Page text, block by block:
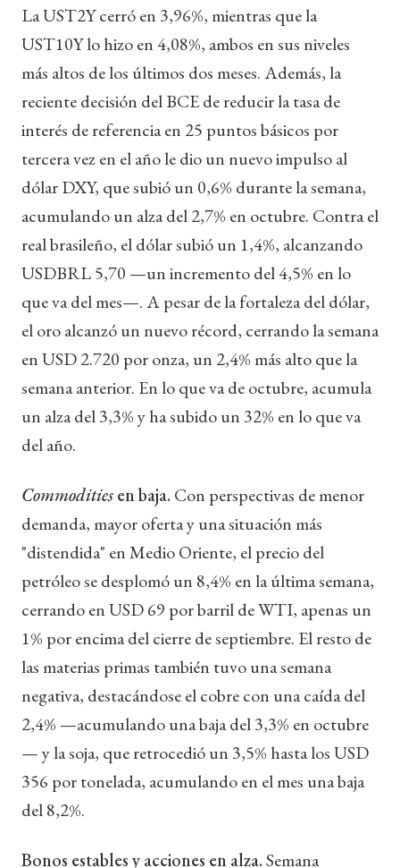
La UST2Y cerró en 3,96%, mientras que la
UST10Y lo hizo en 4,08%, ambos en sus niveles
más altos de los últimos dos meses. Además, la
reciente decisión del BCE de reducir la tasa de
interés de referencia en 25 puntos básicos por
tercera vez en el año le dio un nuevo impulso al
dólar DXY, que subió un 0,6% durante la semana,
acumulando un alza del 2,7% en octubre. Contra el
real brasileño, el dólar subió un 1,4%, alcanzando
USDBRL 5,70 —un incremento del 4,5% en lo
que va del mes—. A pesar de la fortaleza del dólar,
el oro alcanzó un nuevo récord, cerrando la semana
en USD 2.720 por onza, un 2,4% más alto que la
semana anterior. En lo que va de octubre, acumula
un alza del 3,3% y ha subido un 32% en lo que va
del año.
Commoditiesen baja. Con perspectivas de menor
demanda, mayor oferta y una situación más
"distendida" en Medio Oriente, el precio del
petróleo se desplomó un 8,4% en la última semana,
cerrando en USD 69 por barril de WTI, apenas un
1% por encima del cierre de septiembre. El resto de
las materias primas también tuvo una semana
negativa, destacándose el cobre con una caída del
2,4% —acumulando una baja del 3,3% en octubre
— y la soja, que retrocedió un 3,5% hasta los USD
356 por tonelada, acumulando en el mes una baja
del 8,2%.
Bonos estables y acciones en alza.Semana